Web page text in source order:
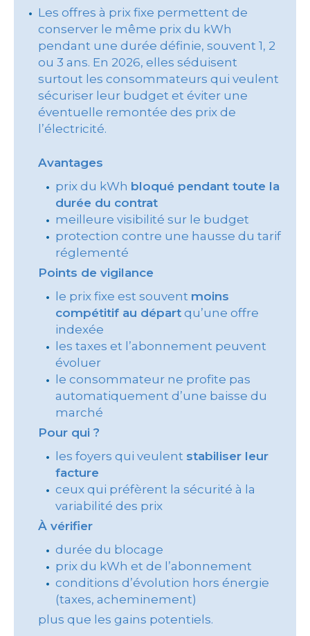
Les offres à prix fixe permettent de
conserver le même prix du kWh
pendant une durée définie, souvent 1, 2
ou 3 ans. En 2026, elles séduisent
surtout les consommateurs qui veulent
sécuriser leur budget et éviter une
éventuelle remontée des prix de
l’électricité.
Avantages
prix du kWh bloqué pendant toute la
durée du contrat
meilleure visibilité sur le budget
protection contre une hausse du tarif
réglementé
Points de vigilance
le prix fixe est souvent moins
compétitif au départ qu’une offre
indexée
les taxes et l’abonnement peuvent
évoluer
le consommateur ne profite pas
automatiquement d’une baisse du
marché
Pour qui ?
les foyers qui veulent stabiliser leur
facture
ceux qui préfèrent la sécurité à la
variabilité des prix
À vérifier
durée du blocage
prix du kWh et de l’abonnement
conditions d’évolution hors énergie
(taxes, acheminement)
plus que les gains potentiels.